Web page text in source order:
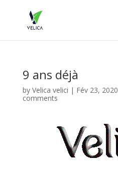
9 ans déjà
by Velica velici | Fév 23, 2020
comments